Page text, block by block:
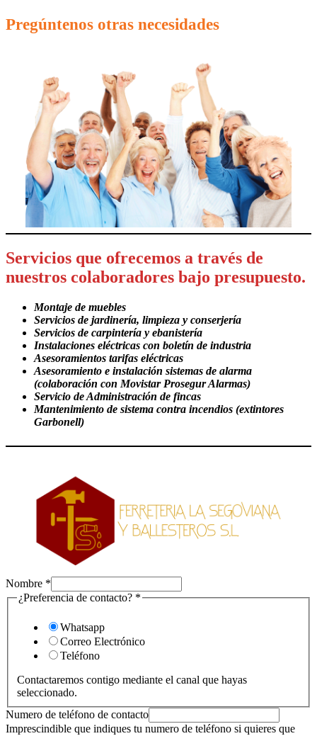
Pregúntenos otras necesidades
Servicios que ofrecemos a través de
nuestros colaboradores bajo presupuesto.
Montaje de muebles
Servicios de jardinería, limpieza y conserjería
Servicios de carpintería y ebanistería
Instalaciones eléctricas con boletín de industria
Asesoramientos tarifas eléctricas
Asesoramiento e instalación sistemas de alarma
(colaboración con Movistar Prosegur Alarmas)
Servicio de Administración de fincas
Mantenimiento de sistema contra incendios (extintores
Garbonell)
Nombre *
¿Preferencia de contacto? *
Whatsapp
Correo Electrónico
Teléfono
Contactaremos contigo mediante el canal que hayas
seleccionado.
Numero de teléfono de contacto
Imprescindible que indiques tu numero de teléfono si quieres que